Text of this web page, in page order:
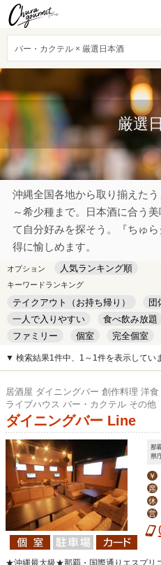
バー・カクテル × 厳選日本酒
厳選
沖縄全国各地から取り揃えた
～希少種まで。日本酒に合う
て自分好みを探そう。『ちゅ
得に愉しめます。
オプション 人気ランキング順
キーワードランキング
テイクアウト（お持ち帰り）
団
一人で入りやすい
食べ飲み放題
ファミリー
個室 完全個室
キッズルーム
安い デート
▼ 検索結果1件中、1～1件を表示してい
居酒屋 ダイニングバー 創作料理 洋
ライブハウス バー・カクテル その他
ダイニングバー Line
那
県
￥
席
休
営
【